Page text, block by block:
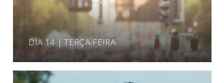
DIA 14 | TERÇA-FEIRA